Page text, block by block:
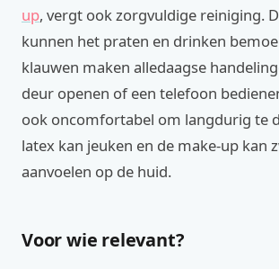
up, vergt ook zorgvuldige reiniging.
kunnen het praten en drinken
klauwen maken alledaagse
deur openen of een telefoon
ook oncomfortabel om langdurig te
latex kan jeuken en de make-up kan
aanvoelen op de huid.
Voor wie relevant?